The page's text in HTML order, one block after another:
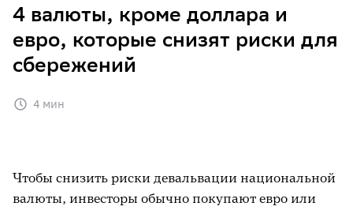
4 валюты, кроме доллара и
евро, которые снизят риски для
сбережений
4 мин
Чтобы снизить риски девальвации национальной
валюты, инвесторы обычно покупают евро или